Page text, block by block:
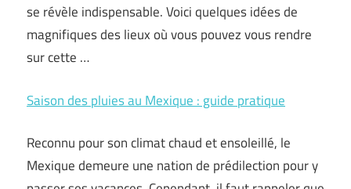
se révèle indispensable. Voici quelques idées de
magnifiques des lieux où vous pouvez vous rendre
sur cette …
Saison des pluies au Mexique : guide pratique
Reconnu pour son climat chaud et ensoleillé, le
Mexique demeure une nation de prédilection pour y